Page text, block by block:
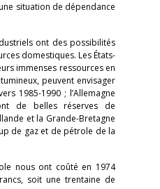
situation de dépendance
ont des possibilités
domestiques. Les États-
immenses ressources en
peuvent envisager
1985-1990 ; l’Allemagne
de belles réserves de
et la Grande-Bretagne
de gaz et de pétrole de la
nous ont coûté en 1974
soit une trentaine de